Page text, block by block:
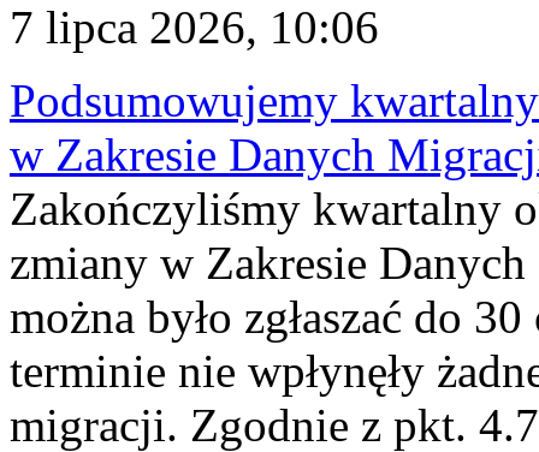
7 lipca 2026, 10:06
Podsumowujemy
w Zakresie Danych
Zakończyliśmy kwartalny
zmiany w Zakresie
można było zgłaszać do
terminie nie wpłynęły
migracji. Zgodnie z pkt.